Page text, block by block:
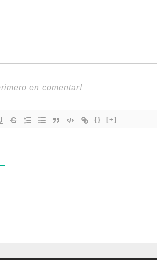
{} [+]